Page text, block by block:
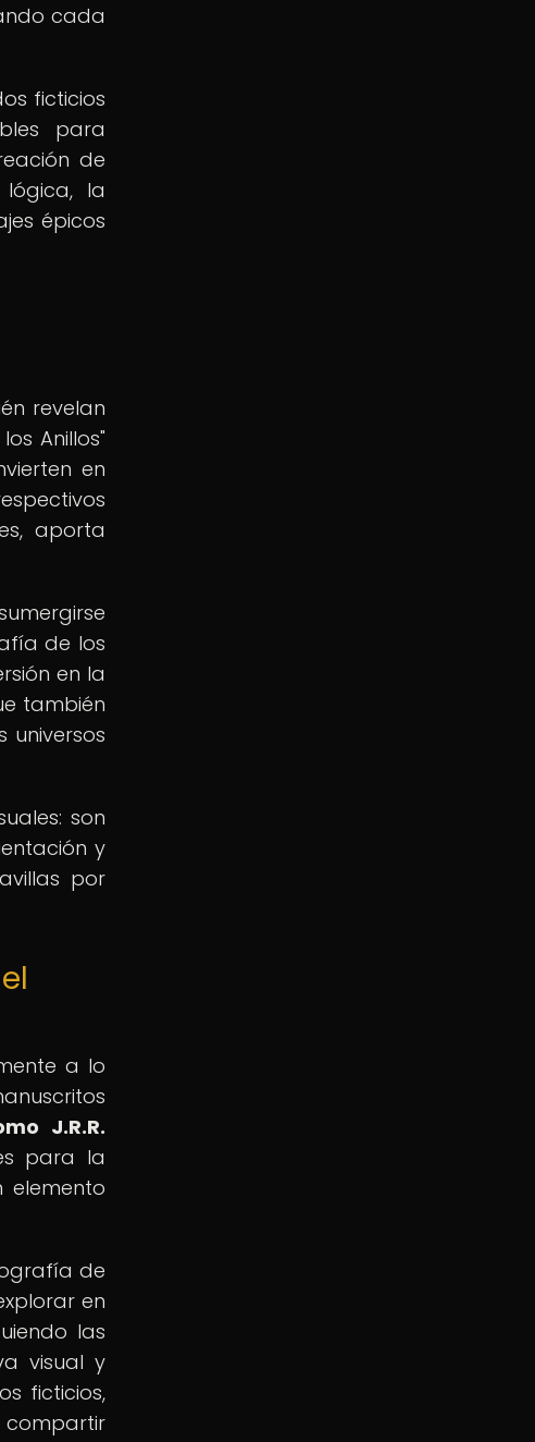
cada
ficticios
para
de
la
épicos
revelan
Anillos"
en
aporta
de los
en la
también
son
y
por
a lo
J.R.R.
para la
elemento
de
en
las
visual y
ficticios,
compartir